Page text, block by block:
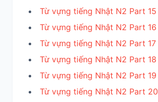
Từ vựng tiếng Nhật N2 Part 15
Từ vựng tiếng Nhật N2 Part 16
Từ vựng tiếng Nhật N2 Part 17
Từ vựng tiếng Nhật N2 Part 18
Từ vựng tiếng Nhật N2 Part 19
Từ vựng tiếng Nhật N2 Part 20